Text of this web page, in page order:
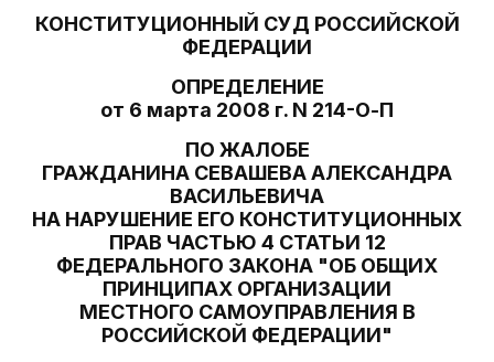
КОНСТИТУЦИОННЫЙ СУД РОССИЙСКОЙ
ФЕДЕРАЦИИ
ОПРЕДЕЛЕНИЕ
от 6 марта 2008 г. N 214-О-П
ПО ЖАЛОБЕ
ГРАЖДАНИНА СЕВАШЕВА АЛЕКСАНДРА
ВАСИЛЬЕВИЧА
НА НАРУШЕНИЕ ЕГО КОНСТИТУЦИОННЫХ
ПРАВ ЧАСТЬЮ 4 СТАТЬИ 12
ФЕДЕРАЛЬНОГО ЗАКОНА "ОБ ОБЩИХ
ПРИНЦИПАХ ОРГАНИЗАЦИИ
МЕСТНОГО САМОУПРАВЛЕНИЯ В
РОССИЙСКОЙ ФЕДЕРАЦИИ"